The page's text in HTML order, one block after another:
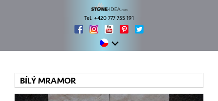
Tel. +420 777 755 191
BÍLÝ MRAMOR